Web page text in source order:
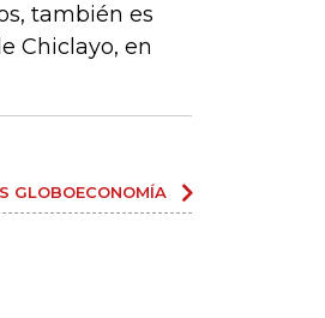
también es
Chiclayo, en
GLOBOECONOMÍA